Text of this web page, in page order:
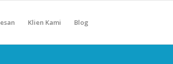
Klien Kami Blog